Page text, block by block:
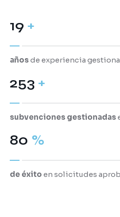
20 +
añosde experiencia
283 +
subvenciones gestionadas
92 %
de éxito en solicitudes